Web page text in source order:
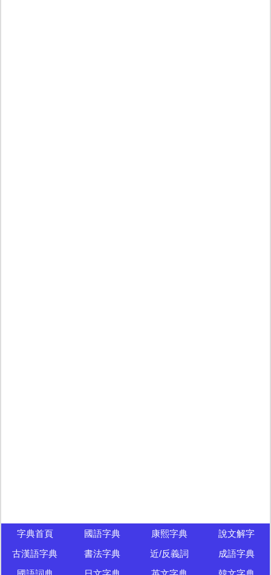
字典首頁 國語字典 康熙字典
說文解字
古漢語字典
書法字典 近/反義詞
成語字典